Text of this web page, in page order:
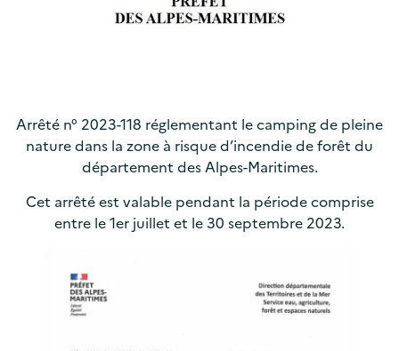
Arrêté n° 2023-118 réglementant le camping de pleine
nature dans la zone à risque d’incendie de forêt du
département des Alpes-Maritimes.
Cet arrêté est valable pendant la période comprise
entre le 1er juillet et le 30 septembre 2023.